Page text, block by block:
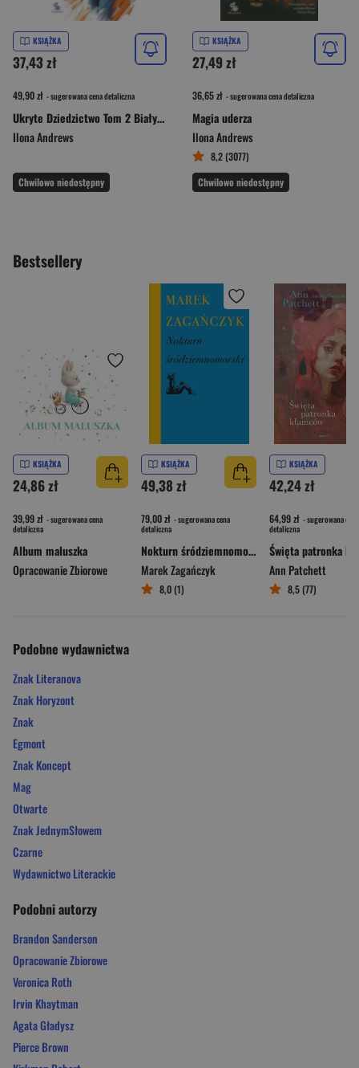
KSIĄŻKA
37,43 zł
49,90 zł - sugerowana cena detaliczna
Ukryte Dziedzictwo Tom 2 Biały żar
Ilona Andrews
Chwilowo niedostępny
KSIĄŻKA
27,49 zł
36,65 zł - sugerowana cena detaliczna
Magia uderza
Ilona Andrews
8,2 (3077)
Chwilowo niedostępny
Bestsellery
KSIĄŻKA
24,86 zł
39,99 zł - sugerowana cena
detaliczna
Album maluszka
Opracowanie Zbiorowe
KSIĄŻKA
49,38 zł
79,00 zł - sugerowana cena
detaliczna
Nokturn śródziemnomorski
Marek Zagańczyk
8,0 (1)
KSIĄŻKA
42,24 zł
64,99 zł - sugerowana cena
detaliczna
Ann Patchett
8,5 (77)
Podobne wydawnictwa
Znak Literanova
Znak Horyzont
Znak
Egmont
Znak Koncept
Mag
Otwarte
Znak JednymSłowem
Czarne
Wydawnictwo Literackie
Podobni autorzy
Brandon Sanderson
Opracowanie Zbiorowe
Veronica Roth
Irvin Khaytman
Agata Gładysz
Pierce Brown